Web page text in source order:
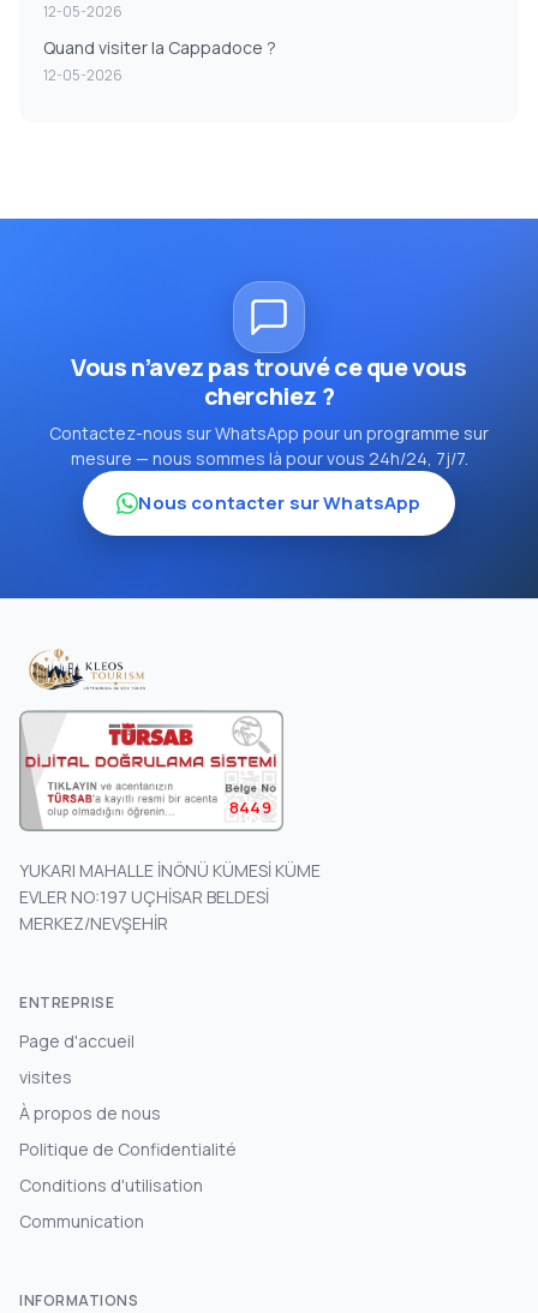
12-05-2026
Quand visiter la Cappadoce ?
12-05-2026
Vous n’avez pas trouvé ce que vous
cherchiez ?
Contactez-nous sur WhatsApp pour un programme sur
mesure — nous sommes là pour vous 24h/24, 7j/7.
Nous contacter sur WhatsApp
8449
YUKARI MAHALLE İNÖNÜ KÜMESİ KÜME
EVLER NO:197 UÇHİSAR BELDESİ
MERKEZ/NEVŞEHİR
ENTREPRISE
Page d'accueil
visites
À propos de nous
Politique de Confidentialité
Conditions d'utilisation
Communication
INFORMATIONS